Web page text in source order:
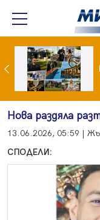
Ето го новият на Мартина от "Ергенът"
Нова раздяла
13.06.2026, 05:59 |
СПОДЕЛИ: